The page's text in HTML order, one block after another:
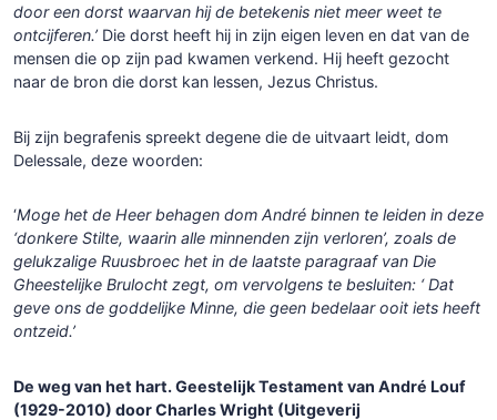
door een dorst waarvan hij de betekenis niet meer weet te
ontcijferen.’ Die dorst heeft hij in zijn eigen leven en dat van de
mensen die op zijn pad kwamen verkend. Hij heeft gezocht
naar de bron die dorst kan lessen, Jezus Christus.
Bij zijn begrafenis spreekt degene die de uitvaart leidt, dom
Delessale, deze woorden:
‘Moge het de Heer behagen dom André binnen te leiden in deze
‘donkere Stilte, waarin alle minnenden zijn verloren’, zoals de
gelukzalige Ruusbroec het in de laatste paragraaf van Die
Gheestelijke Brulocht zegt, om vervolgens te besluiten: ‘ Dat
geve ons de goddelijke Minne, die geen bedelaar ooit iets heeft
ontzeid.’
De weg van het hart. Geestelijk Testament van André Louf
(1929-2010) door Charles Wright (Uitgeverij